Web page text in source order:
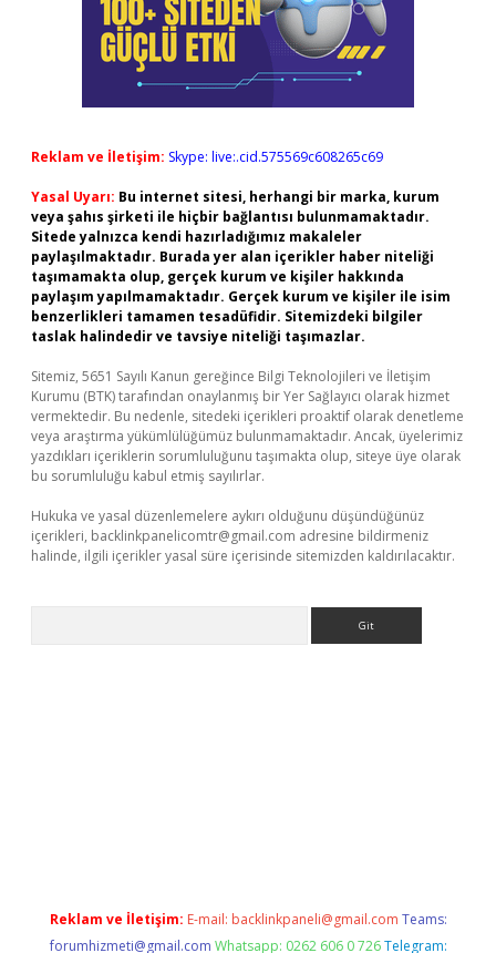
Reklam ve İletişim: Skype: live:.cid.575569c608265c69
Yasal Uyarı: Bu internet sitesi, herhangi bir marka, kurum
veya şahıs şirketi ile hiçbir bağlantısı bulunmamaktadır.
Sitede yalnızca kendi hazırladığımız makaleler
paylaşılmaktadır. Burada yer alan içerikler haber niteliği
taşımamakta olup, gerçek kurum ve kişiler hakkında
paylaşım yapılmamaktadır. Gerçek kurum ve kişiler ile isim
benzerlikleri tamamen tesadüfidir. Sitemizdeki bilgiler
taslak halindedir ve tavsiye niteliği taşımazlar.
Sitemiz, 5651 Sayılı Kanun gereğince Bilgi Teknolojileri ve İletişim
Kurumu (BTK) tarafından onaylanmış bir Yer Sağlayıcı olarak hizmet
vermektedir. Bu nedenle, sitedeki içerikleri proaktif olarak denetleme
veya araştırma yükümlülüğümüz bulunmamaktadır. Ancak, üyelerimiz
yazdıkları içeriklerin sorumluluğunu taşımakta olup, siteye üye olarak
bu sorumluluğu kabul etmiş sayılırlar.
Hukuka ve yasal düzenlemelere aykırı olduğunu düşündüğünüz
içerikleri, backlinkpanelicomtr@gmail.com adresine bildirmeniz
halinde, ilgili içerikler yasal süre içerisinde sitemizden kaldırılacaktır.
Reklam ve İletişim: E-mail: backlinkpaneli@gmail.com Teams:
forumhizmeti@gmail.com Whatsapp: 0262 606 0 726 Telegram: